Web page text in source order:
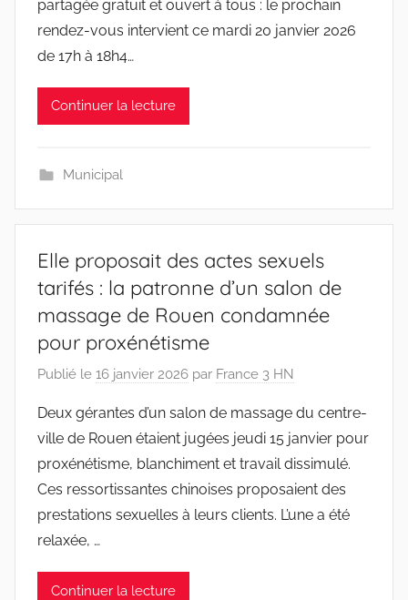
partagée gratuit et ouvert à tous : le prochain
rendez-vous intervient ce mardi 20 janvier 2026
de 17h à 18h4…
Continuer la lecture
Municipal
Elle proposait des actes sexuels
tarifés : la patronne d’un salon de
massage de Rouen condamnée
pour proxénétisme
Publié le 16 janvier 2026 par France 3 HN
Deux gérantes d’un salon de massage du centre-
ville de Rouen étaient jugées jeudi 15 janvier pour
proxénétisme, blanchiment et travail dissimulé.
Ces ressortissantes chinoises proposaient des
prestations sexuelles à leurs clients. L’une a été
relaxée, …
Continuer la lecture